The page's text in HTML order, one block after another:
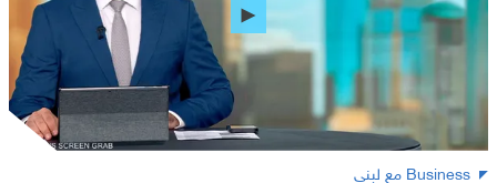
Business مع لبنى